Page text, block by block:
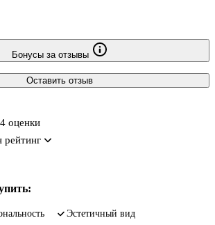
Бонусы за отзывы
Оставить отзыв
оценки
рейтинг
эстетичный вид